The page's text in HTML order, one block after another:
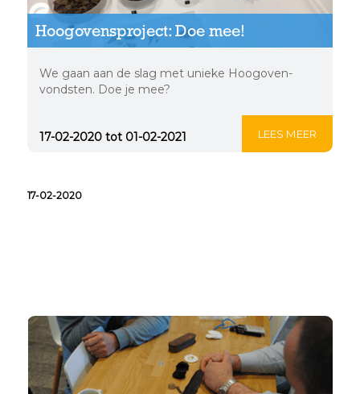
Hoogovensproject: Doe mee!
We gaan aan de slag met unieke Hoogoven-
vondsten. Doe je mee?
17-02-2020 tot 01-02-2021 LEES MEER
17-02-2020